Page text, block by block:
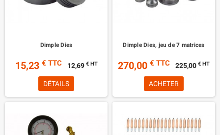
Dimple Dies
15,23 € TTC 12,69 € HT
DÉTAILS
Dimple Dies, jeu de 7 matrices
270,00 € TTC 225,00 € HT
ACHETER